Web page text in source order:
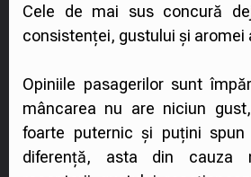
Cele de mai sus concură
consistenței, gustului și aromei
Opiniile pasagerilor sunt
mâncarea nu are niciun
foarte puternic și puțini
diferență, asta din cauza